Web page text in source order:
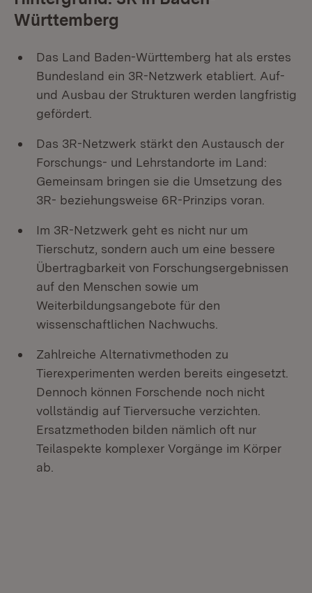
Württemberg
Das Land Baden-Württemberg hat als erstes
Bundesland ein 3R-Netzwerk etabliert. Auf-
und Ausbau der Strukturen werden langfristig
gefördert.
Das 3R-Netzwerk stärkt den Austausch der
Forschungs- und Lehrstandorte im Land:
Gemeinsam bringen sie die Umsetzung des
3R- beziehungsweise 6R-Prinzips voran.
Im 3R-Netzwerk geht es nicht nur um
Tierschutz, sondern auch um eine bessere
Übertragbarkeit von Forschungsergebnissen
auf den Menschen sowie um
Weiterbildungsangebote für den
wissenschaftlichen Nachwuchs.
Zahlreiche Alternativmethoden zu
Tierexperimenten werden bereits eingesetzt.
Dennoch können Forschende noch nicht
vollständig auf Tierversuche verzichten.
Ersatzmethoden bilden nämlich oft nur
Teilaspekte komplexer Vorgänge im Körper
ab.